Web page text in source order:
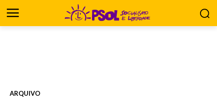
ARQUIVO